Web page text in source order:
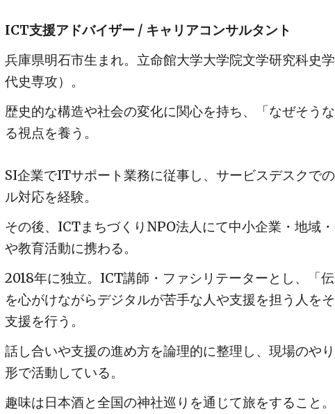
ICT支援アドバイザー / キャリアコンサルタント
兵庫県明石市生まれ。立命館大学大学院文学研究科史
代史専攻）。
歴史的な構造や社会の変化に関心を持ち、「なぜそう
る視点を養う。
SI企業でITサポート業務に従事し、サービスデスクで
ル対応を経験。
その後、ICTまちづくりNPO法人にて中小企業・地域
や教育活動に携わる。
2018年に独立。ICT講師・ファシリテーターとし、
「
を心がけながらデジタルが苦手な人や支援を担う人を
支援を行う。
話し合いや支援の進め方を論理的に整理し、現場のや
形で活動している。
趣味は日本酒と全国の神社巡りを通じて旅をすること。